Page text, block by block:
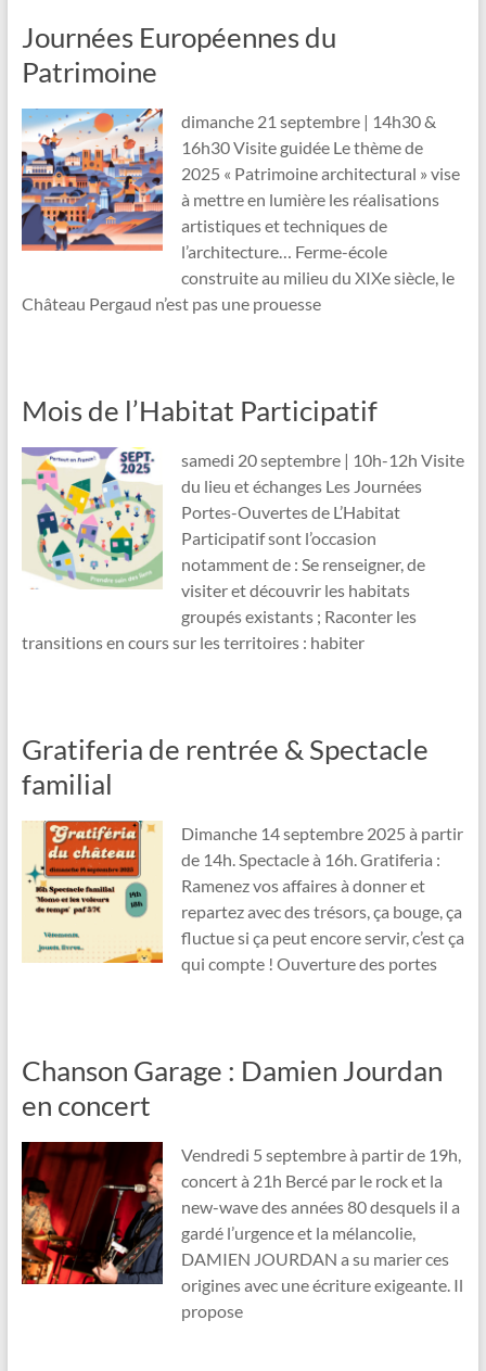
Journées Européennes du
Patrimoine
dimanche 21 septembre | 14h30 &
16h30 Visite guidée Le thème de
2025 « Patrimoine architectural » vise
à mettre en lumière les réalisations
artistiques et techniques de
l’architecture… Ferme-école
construite au milieu du XIXe siècle, le
Château Pergaud n’est pas une prouesse
Mois de l’Habitat Participatif
samedi 20 septembre | 10h-12h Visite
du lieu et échanges Les Journées
Portes-Ouvertes de L’Habitat
Participatif sont l’occasion
notamment de : Se renseigner, de
visiter et découvrir les habitats
groupés existants ; Raconter les
transitions en cours sur les territoires : habiter
Gratiferia de rentrée & Spectacle
familial
Dimanche 14 septembre 2025 à partir
de 14h. Spectacle à 16h. Gratiferia :
Ramenez vos affaires à donner et
repartez avec des trésors, ça bouge, ça
fluctue si ça peut encore servir, c’est ça
qui compte ! Ouverture des portes
Chanson Garage : Damien Jourdan
en concert
Vendredi 5 septembre à partir de 19h,
concert à 21h Bercé par le rock et la
new-wave des années 80 desquels il a
gardé l’urgence et la mélancolie,
DAMIEN JOURDAN a su marier ces
origines avec une écriture exigeante. Il
propose